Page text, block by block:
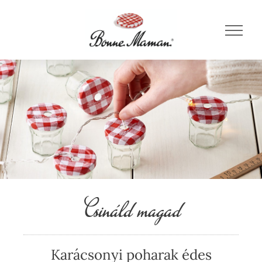
Csináld magad
Karácsonyi poharak édes